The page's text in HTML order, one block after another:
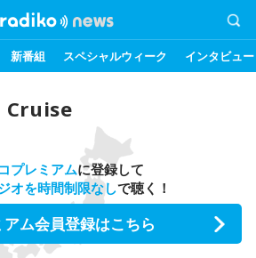
新番組 スペシャルウィーク インタビュー
Cruise
プレミアムに登録して
オを時間制限なしで聴く！
アム会員登録はこちら